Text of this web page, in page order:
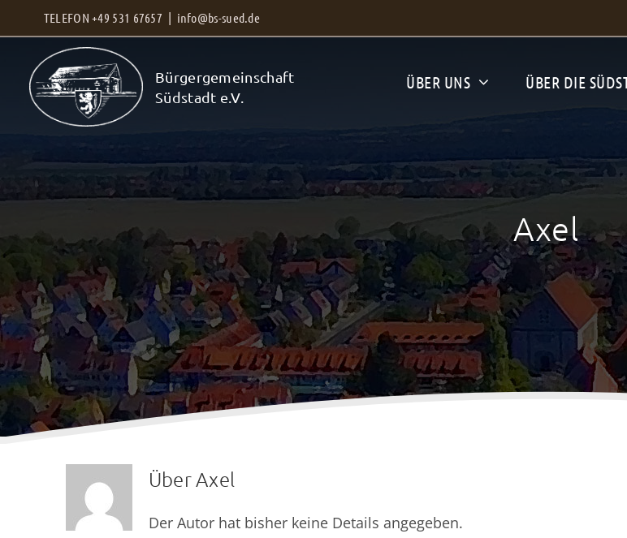
Inhalt
springen
TELEFON +49 531 67657 | info@bs-sued.de
Bürgergemeinschaft
Südstadt e.V.
ÜBER UNS ÜBER DIE
Axel
ÜberAxel
Der Autor hat bisher keine Details angegeben.